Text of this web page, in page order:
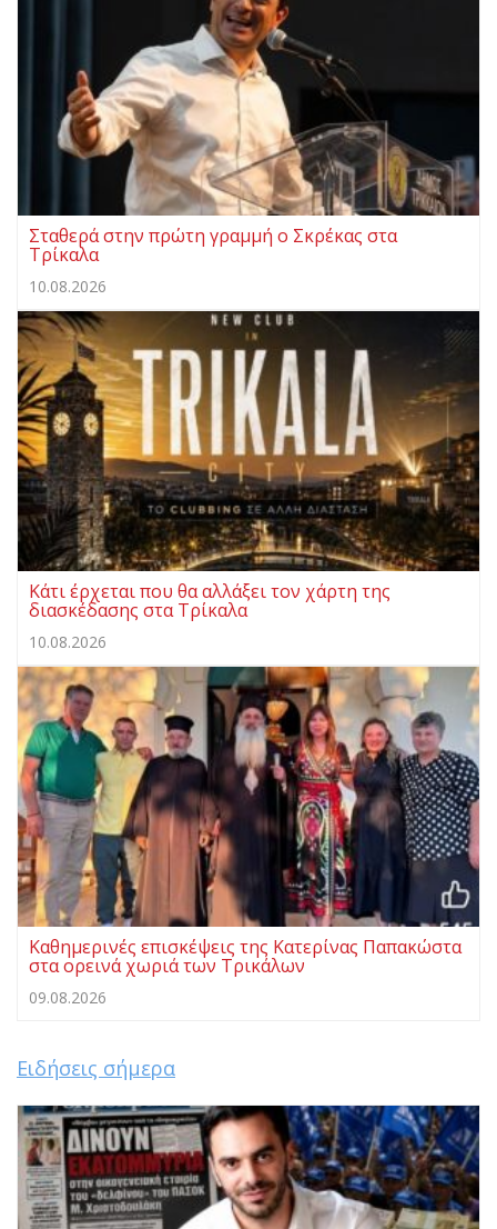
Σταθερά στην πρώτη γραμμή ο Σκρέκας στα
Τρίκαλα
10.08.2026
Κάτι έρχεται που θα αλλάξει τον χάρτη της
διασκέδασης στα Τρίκαλα
10.08.2026
Καθημερινές επισκέψεις της Κατερίνας Παπακώστα
στα ορεινά χωριά των Τρικάλων
09.08.2026
Ειδήσεις σήμερα